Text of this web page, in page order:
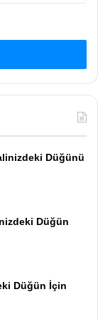
Düğünü
Düğün
Düğün İçin